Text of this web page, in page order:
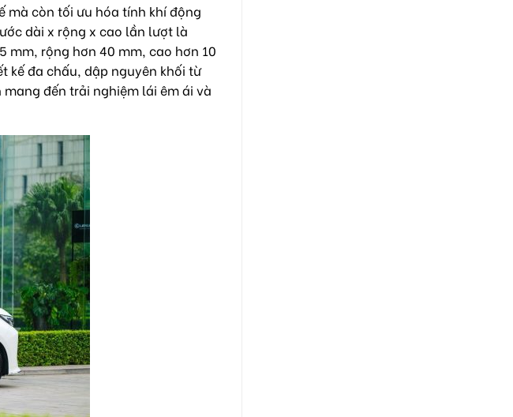
mà còn tối ưu hóa tính khí động
dài x rộng x cao lần lượt là
mm, rộng hơn 40 mm, cao hơn 10
kế đa chấu, dập nguyên khối từ
đến trải nghiệm lái êm ái và